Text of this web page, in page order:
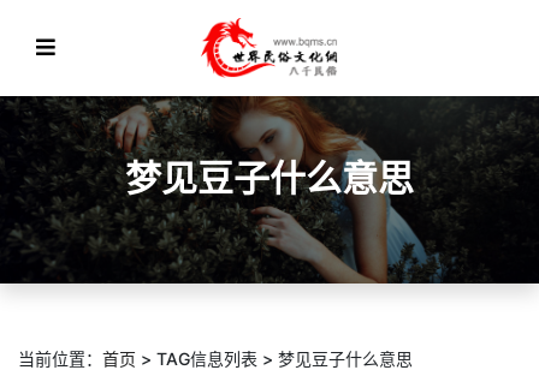
梦见豆子什么意思
当前位置： 首页 > TAG信息列表 > 梦见豆子什么意思